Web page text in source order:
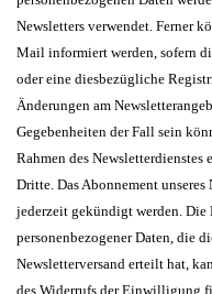
Newsletters verwendet. Ferner
Mail informiert werden, sofern
oder eine diesbezügliche
Änderungen am
Gegebenheiten der Fall sein
Rahmen des Newsletterdienstes
Dritte. Das Abonnement
jederzeit gekündigt werden.
personenbezogener Daten, die
Newsletterversand erteilt hat,
des Widerrufs der Einwilligung